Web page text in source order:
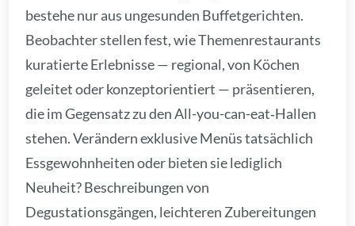
bestehe nur aus ungesunden Buffetgerichten.
Beobachter stellen fest, wie Themenrestaurants
kuratierte Erlebnisse — regional, von Köchen
geleitet oder konzeptorientiert — präsentieren,
die im Gegensatz zu den All-you-can-eat‑Hallen
stehen. Verändern exklusive Menüs tatsächlich
Essgewohnheiten oder bieten sie lediglich
Neuheit? Beschreibungen von
Degustationsgängen, leichteren Zubereitungen